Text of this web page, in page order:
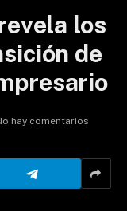
los
de
hay comentarios